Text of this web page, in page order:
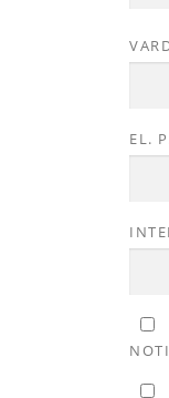
EL.